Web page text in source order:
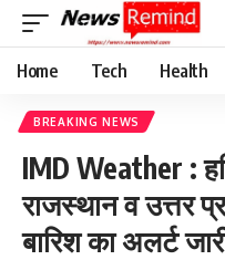
Home Tech Health
BREAKING NEWS
IMD Weather :
राजस्थान व उत्तर
बारिश का अलर्ट